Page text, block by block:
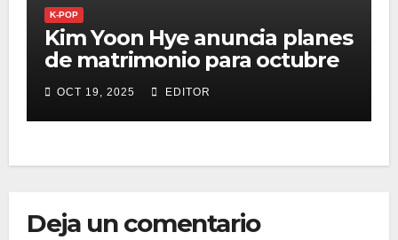
K-POP
Kim Yoon Hye anuncia planes
de matrimonio para octubre
OCT 19, 2025 EDITOR
Deja un comentario